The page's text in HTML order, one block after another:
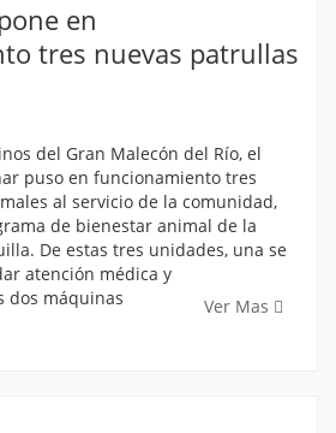
en
tres nuevas patrullas
del Gran Malecón del Río, el
puso en funcionamiento tres
al servicio de la comunidad,
de bienestar animal de la
De estas tres unidades, una se
atención médica y
dos máquinas
Ver Mas